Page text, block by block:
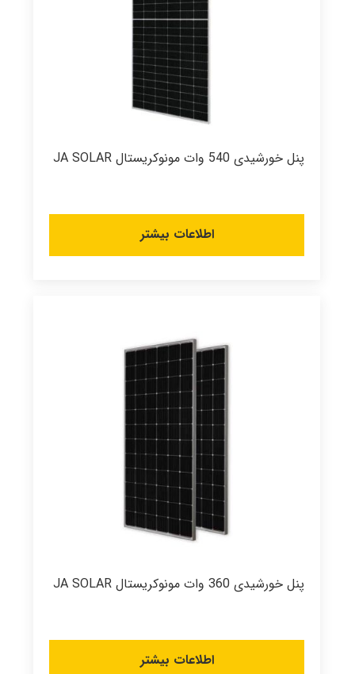
پنل خورشیدی 540 وات مونوکریستال JA SOLAR
اطلاعات بیشتر
پنل خورشیدی 360 وات مونوکریستال JA SOLAR
اطلاعات بیشتر